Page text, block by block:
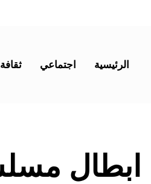
الرئيسية اجتماعي
ابطال